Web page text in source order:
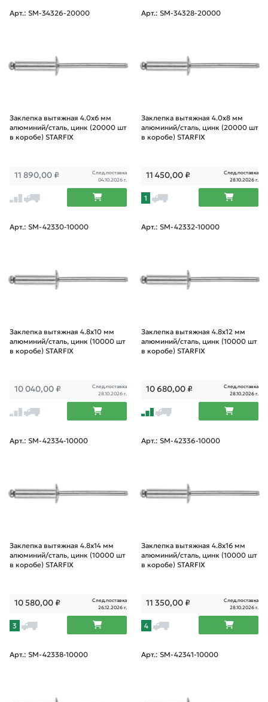
Арт.: SM-34326-20000
Заклепка вытяжная 4.0х6 мм
алюминий/сталь, цинк (20000 шт
в коробе) STARFIX
11 890,00 ₽
След.поставка
04.10.2026 г.
Арт.: SM-34328-20000
Заклепка вытяжная 4.0х8 мм
алюминий/сталь, цинк (20000 шт
в коробе) STARFIX
11 450,00₽
След.поставка
28.10.2026 г.
1
Арт.: SM-42330-10000
Заклепка вытяжная 4.8х10 мм
алюминий/сталь, цинк (10000 шт
в коробе) STARFIX
10 040,00 ₽
След.поставка
28.10.2026 г.
Арт.: SM-42332-10000
Заклепка вытяжная 4.8х12 мм
алюминий/сталь, цинк (10000 шт
в коробе) STARFIX
10 680,00₽
След.поставка
28.10.2026 г.
Арт.: SM-42334-10000
Заклепка вытяжная 4.8х14 мм
алюминий/сталь, цинк (10000 шт
в коробе) STARFIX
10 580,00₽
След.поставка
26.12.2026 г.
3
Арт.: SM-42336-10000
Заклепка вытяжная 4.8х16 мм
алюминий/сталь, цинк (10000 шт
в коробе) STARFIX
11 350,00₽
След.поставка
28.10.2026 г.
4
Арт.: SM-42338-10000 Арт.: SM-42341-10000